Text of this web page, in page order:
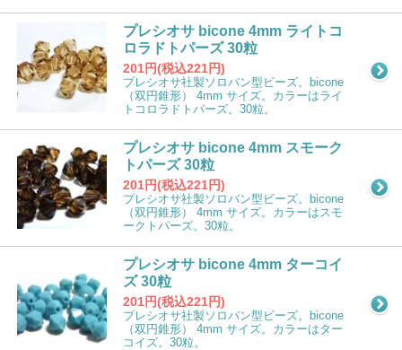
プレシオサ bicone 4mm ライトコ
ロラドトパーズ 30粒
201円(税込221円)
プレシオサ社製ソロバン型ビーズ。bicone
（双円錐形） 4mm サイズ。カラーはライ
トコロラドトパーズ。30粒。
プレシオサ bicone 4mm スモーク
トパーズ 30粒
201円(税込221円)
プレシオサ社製ソロバン型ビーズ。bicone
（双円錐形） 4mm サイズ。カラーはスモ
ークトパーズ。30粒。
プレシオサ bicone 4mm ターコイ
ズ 30粒
201円(税込221円)
プレシオサ社製ソロバン型ビーズ。bicone
（双円錐形） 4mm サイズ。カラーはター
コイズ。30粒。